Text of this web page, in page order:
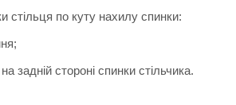
стільця по куту нахилу спинки:
задній стороні спинки стільчика.